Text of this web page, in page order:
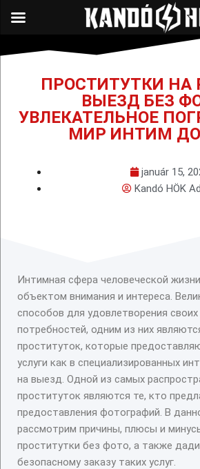
ПРОСТИТУТКИ НА
ВЫЕЗД БЕЗ
УВЛЕКАТЕЛЬНОЕ
МИР ИНТИМ
január 15,
Kandó HÖK
Интимная сфера человеческой
объектом внимания и интереса.
способов для удовлетворения
потребностей, одним из них
проституток, которые
услуги как в специализированных
на выезд. Одной из самых
проституток являются те, кто
предоставления фотографий. В
рассмотрим причины, плюсы и
проститутки без фото, а также
безопасному заказу таких услуг.